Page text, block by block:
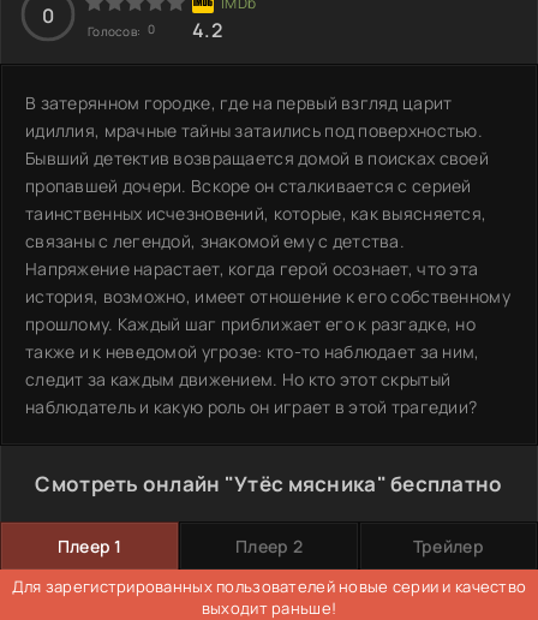
0
Голосов: 0 4.2
В затерянном городке, где на первый взгляд царит
идиллия, мрачные тайны затаились под поверхностью.
Бывший детектив возвращается домой в поисках своей
пропавшей дочери. Вскоре он сталкивается с серией
таинственных исчезновений, которые, как выясняется,
связаны с легендой, знакомой ему с детства.
Напряжение нарастает, когда герой осознает, что эта
история, возможно, имеет отношение к его собственному
прошлому. Каждый шаг приближает его к разгадке, но
также и к неведомой угрозе: кто-то наблюдает за ним,
следит за каждым движением. Но кто этот скрытый
наблюдатель и какую роль он играет в этой трагедии?
Смотреть онлайн "Утёс мясника" бесплатно
Плеер 1 Плеер 2 Трейлер
Для зарегистрированных пользователей новые серии и качество
выходит раньше!